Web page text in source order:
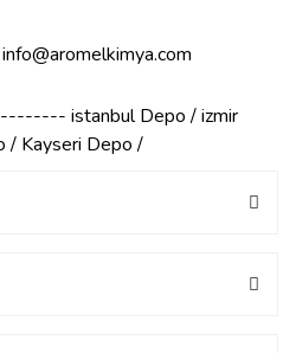
istanbul Depo / izmir
/ Kayseri Depo /